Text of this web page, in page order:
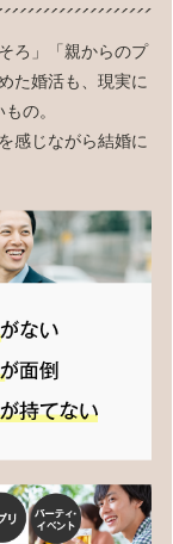
ろ」「親からのプ
た婚活も、現実に
の。
感じながら結婚に